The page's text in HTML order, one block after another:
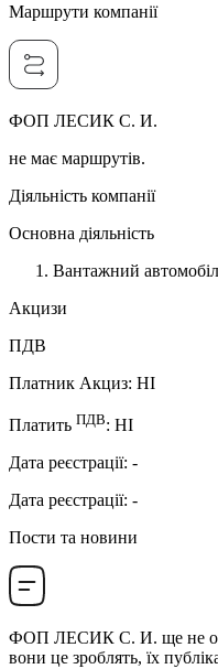
Маршрути компанії
ФОП ЛЕСИК С. И.
не має маршрутів.
Діяльність компанії
Основна діяльність
Вантажний
Акцизи
ПДВ
Платник Акциз: НI
Платить ПДВ: НI
Дата реєстрації: -
Дата реєстрації: -
Пости та новини
ФОП ЛЕСИК С. И. ще не
вони це зроблять, їх